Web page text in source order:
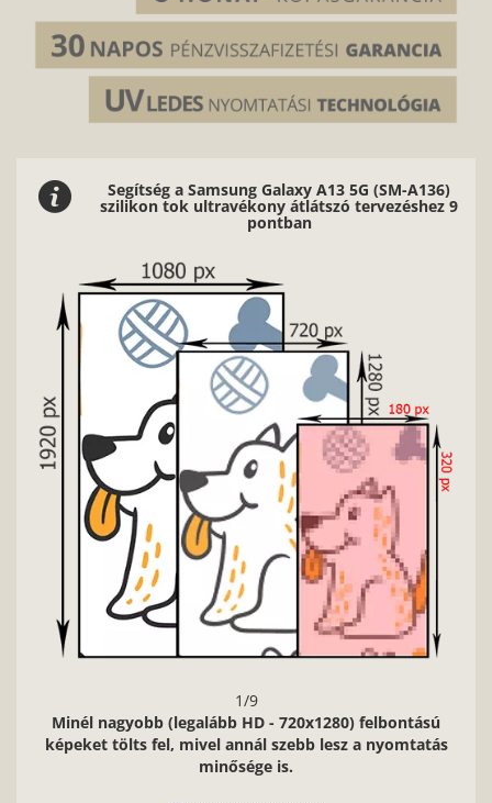
Segítség a Samsung Galaxy A13 5G (SM-A136)
szilikon tok ultravékony átlátszó tervezéshez 9
pontban
1/9
Minél nagyobb (legalább HD - 720x1280) felbontású
képeket tölts fel, mivel annál szebb lesz a nyomtatás
minősége is.